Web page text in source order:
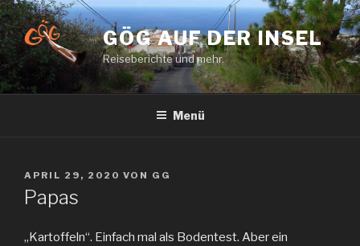
Zum
Inhalt
springen
GÖG AUF DER INSEL
Reiseberichte und mehr.
Menü
VERÖFFENTLICHT
AM
APRIL 29, 2020 VON GG
Papas
„Kartoffeln“. Einfach mal als Bodentest. Aber ein